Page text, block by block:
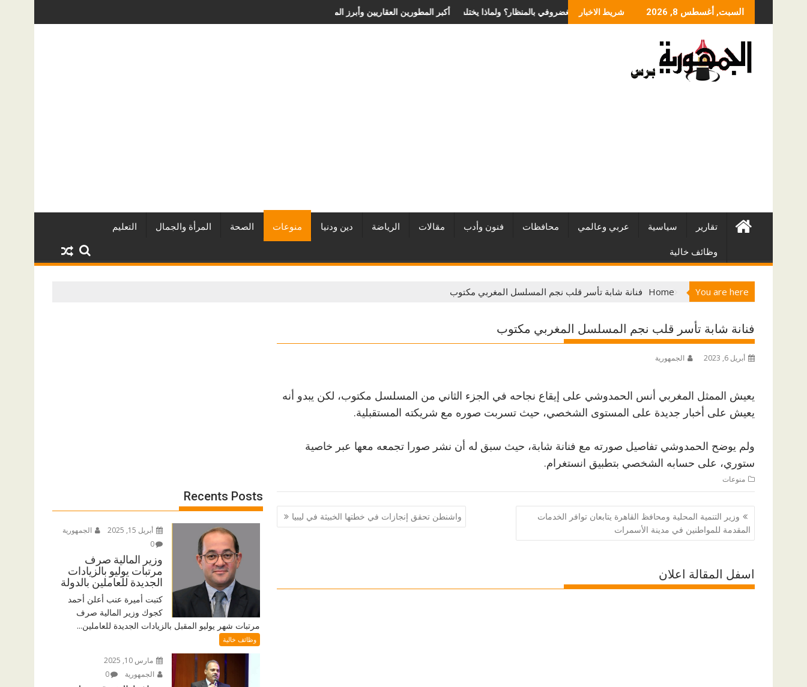
to
السبت, أغسطس 8, 2026 شريط الاخبار أفضل شركات التطوير العقاري في مصر من URE | أكبر المطورين العقاريين وأبرز المشروعاتما الذي يحدد سعر عملية الانزلاق الغضروفي بالمنظار؟ ولماذا يختلف من مريض لآخر؟
تقارير سياسية عربي وعالمي محافظات فنون وأدب مقالات الرياضة دين ودنيا منوعات الصحة المرأة والجمال التعليم
وظائف خالية
You are here
Home فنانة شابة تأسر قلب نجم المسلسل المغربي مكتوب
فنانة شابة تأسر قلب نجم المسلسل المغربي مكتوب
أبريل 6, 2023 الجمهورية
يعيش الممثل المغربي أنس الحمدوشي على إيقاع نجاحه في الجزء الثاني من المسلسل مكتوب، لكن يبدو أنه
يعيش على أخبار جديدة على المستوى الشخصي، حيث تسربت صوره مع شريكته المستقبلية.
ولم يوضح الحمدوشي تفاصيل صورته مع فنانة شابة، حيث سبق له أن نشر صورا تجمعه معها عبر خاصية
ستوري، على حسابه الشخصي بتطبيق انستغرام.
منوعات
تصفّح
المقالات
وزير التنمية المحلية ومحافظ القاهرة يتابعان توافر الخدمات
المقدمة للمواطنين في مدينة الأسمرات
واشنطن تحقق إنجازات في خطتها الخبيثة في ليبيا
اسفل المقالة اعلان
Recents Posts
أبريل 15, 2025
الجمهورية
0
وزير المالية صرف
مرتبات يوليو بالزيادات
الجديدة للعاملين بالدولة
كتبت أميرة عنب أعلن أحمد
كجوك وزير المالية صرف
مرتبات شهر يوليو المقبل بالزيادات الجديدة للعاملين...
وظائف خالية
مارس 10, 2025
الجمهورية
0